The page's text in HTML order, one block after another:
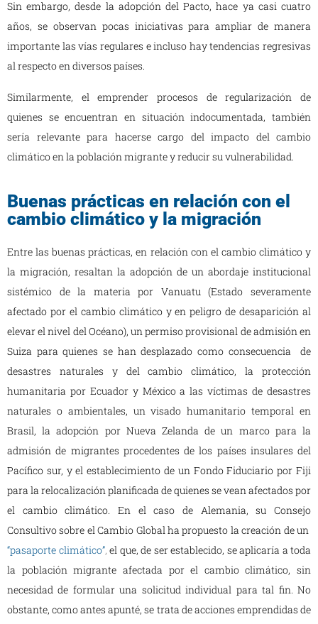
Sin embargo, desde la adopción del Pacto, hace ya casi cuatro
años, se observan pocas iniciativas para ampliar de manera
importante las vías regulares e incluso hay tendencias regresivas
al respecto en diversos países.
Similarmente, el emprender procesos de regularización de
quienes se encuentran en situación indocumentada, también
sería relevante para hacerse cargo del impacto del cambio
climático en la población migrante y reducir su vulnerabilidad.
Buenas prácticas en relación con el
cambio climático y la migración
Entre las buenas prácticas, en relación con el cambio climático y
la migración, resaltan la adopción de un abordaje institucional
sistémico de la materia por Vanuatu (Estado severamente
afectado por el cambio climático y en peligro de desaparición al
elevar el nivel del Océano), un permiso provisional de admisión en
Suiza para quienes se han desplazado como consecuencia de
desastres naturales y del cambio climático, la protección
humanitaria por Ecuador y México a las víctimas de desastres
naturales o ambientales, un visado humanitario temporal en
Brasil, la adopción por Nueva Zelanda de un marco para la
admisión de migrantes procedentes de los países insulares del
Pacífico sur, y el establecimiento de un Fondo Fiduciario por Fiji
para la relocalización planificada de quienes se vean afectados por
el cambio climático. En el caso de Alemania, su Consejo
Consultivo sobre el Cambio Global ha propuesto la creación de un
“pasaporte climático”, el que, de ser establecido, se aplicaría a toda
la población migrante afectada por el cambio climático, sin
necesidad de formular una solicitud individual para tal fin. No
obstante, como antes apunté, se trata de acciones emprendidas de